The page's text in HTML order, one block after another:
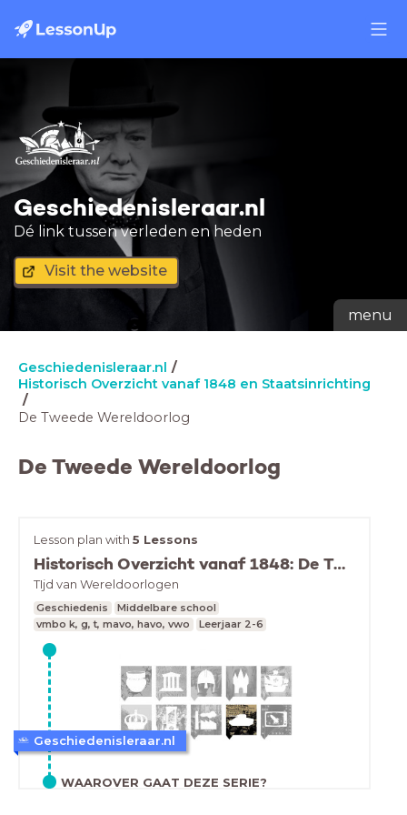
Geschiedenisleraar.nl
Dé link tussen verleden en heden
Visit the website
menu
Geschiedenisleraar.nl
Historisch Overzicht vanaf 1848 en Staatsinrichting
De Tweede Wereldoorlog
De Tweede Wereldoorlog
Lesson plan with 5 Lessons
Historisch Overzicht vanaf 1848: De Tweede Wereldoorlog
TIjd van Wereldoorlogen
Geschiedenis
Middelbare school
vmbo k, g, t, mavo, havo, vwo
Leerjaar 2-6
WAAROVER GAAT DEZE SERIE?
Geschiedenisleraar.nl